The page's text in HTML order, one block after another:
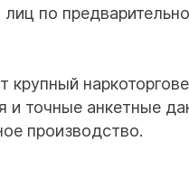
лиц по
и точные анкетные
производство.